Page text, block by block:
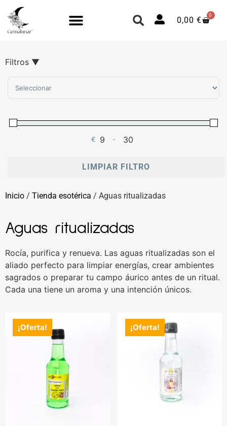
0,00 €
0
Filtros ▼
Sort Products
€ Minimum Price
-Maximum Price
LIMPIAR FILTRO
Inicio / Tienda esotérica / Aguas ritualizadas
Aguas ritualizadas
Rocía, purifica y renueva. Las aguas ritualizadas son el
aliado perfecto para limpiar energías, crear ambientes
sagrados o preparar tu campo áurico antes de un ritual.
Cada una tiene un aroma y una intención únicos.
¡Oferta! ¡Oferta!